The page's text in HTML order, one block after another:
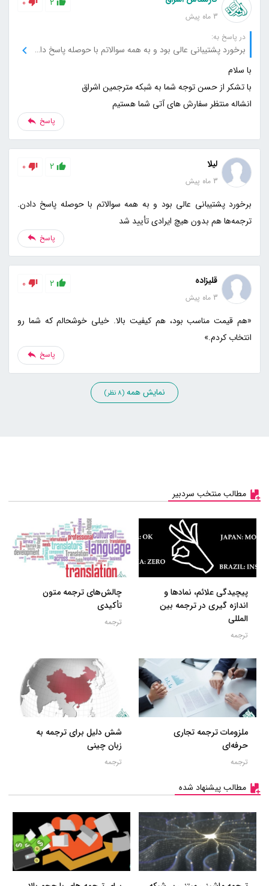
3 ماه پیش
در پاسخ به:
برخورد پشتیبانی عالی بود و به همه سوالاتم با حوصله پاسخ دادن. ترجمه‌ها هم بدون هیچ ایرادی تأیید شد
انشاله منتظر سفارش های آتی شما هستیم
پاسخ
لیلا
3 ماه پیش
2
0
برخورد پشتیبانی عالی بود و به همه سوالاتم با حوصله پاسخ دادن.
ترجمه‌ها هم بدون هیچ ایرادی تأیید شد
پاسخ
قلیزاده
3 ماه پیش
2
0
«هم قیمت مناسب بود، هم کیفیت بالا. خیلی خوشحالم که شما رو
انتخاب کردم.»
پاسخ
نمایش همه (8 نظر)
مطالب منتخب سردبیر
پیچیدگی علائم، نمادها و
اندازه گیری در ترجمه بین
المللی
ترجمه
چالش‌های ترجمه متون
تأکیدی
ترجمه
ملزومات ترجمه تجاری
حرفه‌ای
ترجمه
شش دلیل برای ترجمه به
زبان چینی
ترجمه
مطالب پیشنهاد شده